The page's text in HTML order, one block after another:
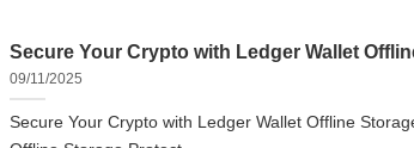
Secure Your Crypto with Ledger Wallet
09/11/2025
Secure Your Crypto with Ledger Wallet Offline